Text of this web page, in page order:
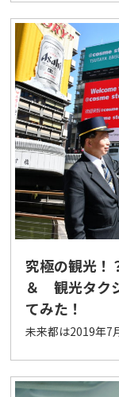
究極の観光！
＆ 観光タク
てみた！
未来都は2019年7